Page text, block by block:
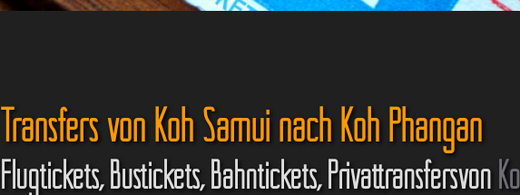
Transfers von Koh Samui nach Koh Phangan
Flugtickets, Bustickets, Bahntickets, Privattransfersvon